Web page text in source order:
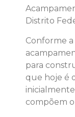
Distrito
Conforme
para
que hoje é
inicialmente
compõem